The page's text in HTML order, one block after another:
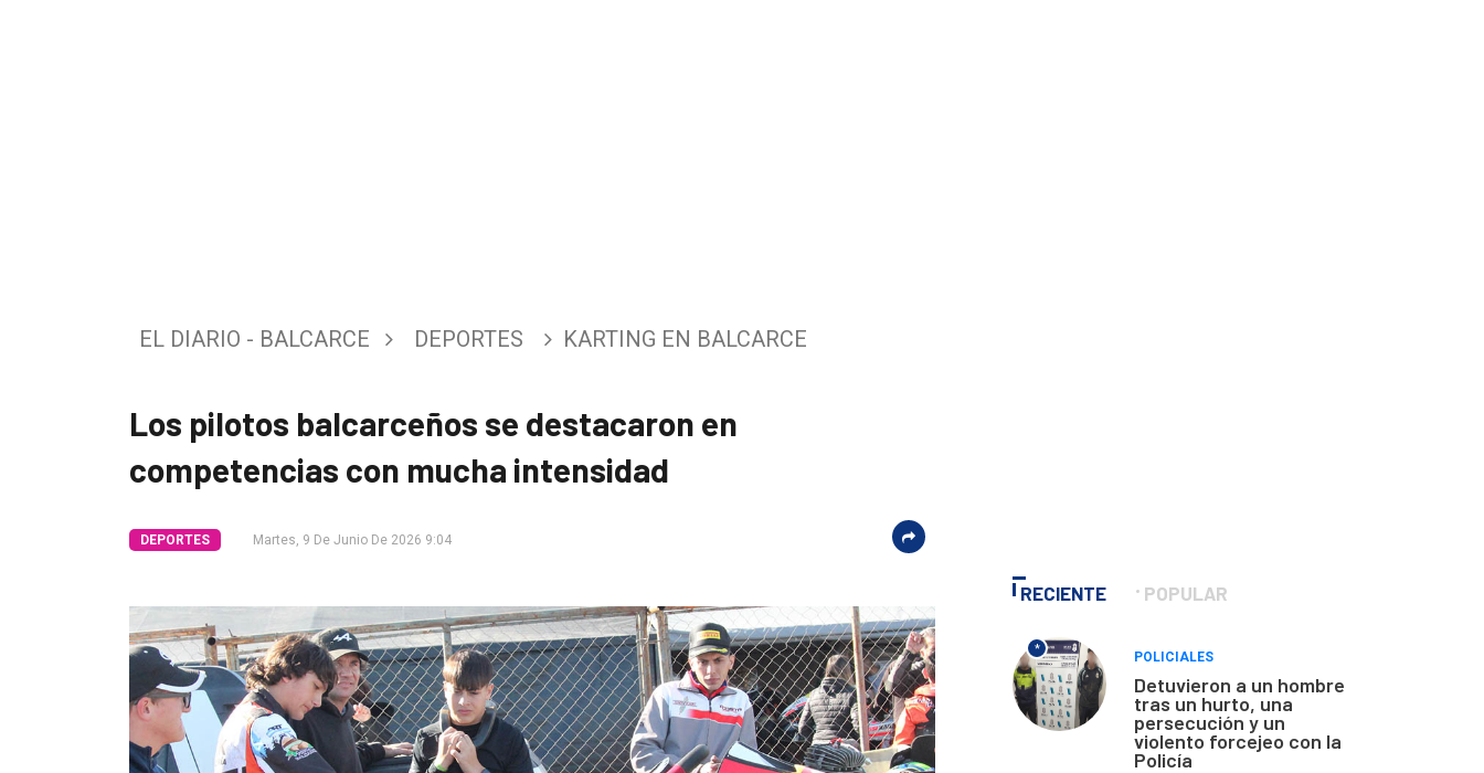
Entrevistas
Fúnebres
Empresa
Contacto
EL DIARIO - BALCARCE DEPORTES KARTING EN BALCARCE
Los pilotos balcarceños se destacaron en
competencias con mucha intensidad
DEPORTES Martes, 9 De Junio De 2026 9:04
RECIENTE POPULAR
*
POLICIALES
Detuvieron a un hombre
tras un hurto, una
persecución y un
violento forcejeo con la
Policía